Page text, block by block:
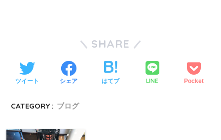
SHARE
ツイート シェア はてブ LINE Pocket
CATEGORY : ブログ